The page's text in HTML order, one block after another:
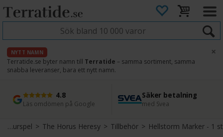
NYTT NAMN
Terratide.se byter namn till Terratide – samma sortiment, samma
snabba leveranser, bara ett nytt namn.
×
4.8
Läs omdömen på Google
Säker betalning
med Svea
Snabb leverans
Direkt från lager
45 dagars ångerrätt
Enkel retur
Figurspel >The Horus Heresy>Tillbehör> Hellstorm Marker - 1 st